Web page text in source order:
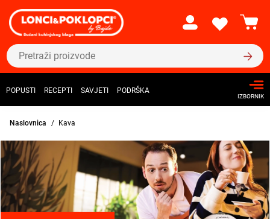
POPUSTI RECEPTI SAVJETI PODRŠKA
IZBORNIK
Naslovnica Kava